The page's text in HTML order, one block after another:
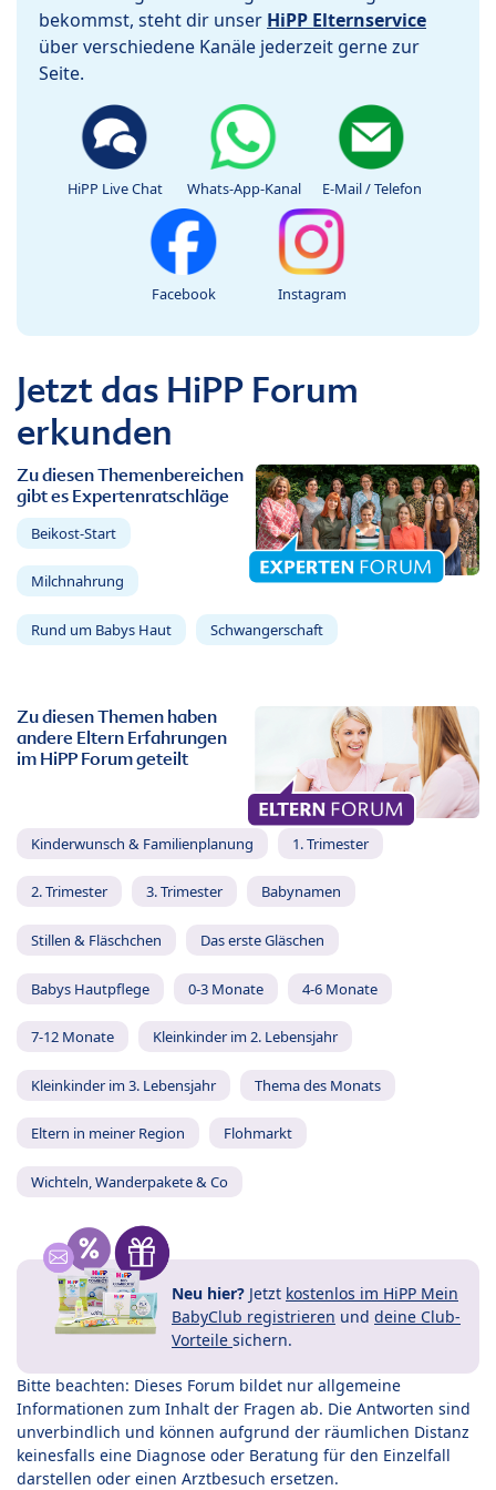
bekommst, steht dir unser HiPP Elternservice
über verschiedene Kanäle jederzeit gerne zur
Seite.
HiPP Live Chat Whats-App-Kanal E-Mail / Telefon
Facebook Instagram
Jetzt das HiPP Forum
erkunden
Zu diesen Themenbereichen
gibt es Expertenratschläge
Beikost-Start
Milchnahrung
Rund um Babys Haut Schwangerschaft
Zu diesen Themen haben
andere Eltern Erfahrungen
im HiPP Forum geteilt
Kinderwunsch & Familienplanung 1. Trimester
2. Trimester 3. Trimester Babynamen
Stillen & Fläschchen Das erste Gläschen
Babys Hautpflege 0-3 Monate 4-6 Monate
7-12 Monate Kleinkinder im 2. Lebensjahr
Kleinkinder im 3. Lebensjahr Thema des Monats
Eltern in meiner Region Flohmarkt
Wichteln, Wanderpakete & Co
Neu hier? Jetzt kostenlos im HiPP Mein
BabyClub registrieren und deine Club-
Vorteile sichern.
Bitte beachten: Dieses Forum bildet nur allgemeine
Informationen zum Inhalt der Fragen ab. Die Antworten sind
unverbindlich und können aufgrund der räumlichen Distanz
keinesfalls eine Diagnose oder Beratung für den Einzelfall
darstellen oder einen Arztbesuch ersetzen.